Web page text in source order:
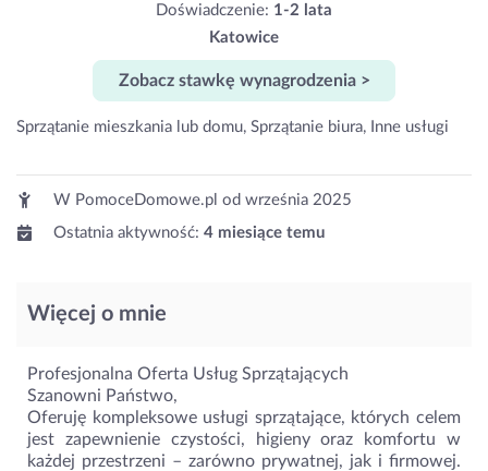
Doświadczenie: 1-2 lata
Katowice
Zobacz stawkę wynagrodzenia >
Sprzątanie mieszkania lub domu, Sprzątanie biura, Inne usługi
W PomoceDomowe.pl od września 2025
Ostatnia aktywność: 4 miesiące temu
Więcej o mnie
Profesjonalna Oferta Usług Sprzątających
Szanowni Państwo,
Oferuję kompleksowe usługi sprzątające, których celem
jest zapewnienie czystości, higieny oraz komfortu w
każdej przestrzeni – zarówno prywatnej, jak i firmowej.